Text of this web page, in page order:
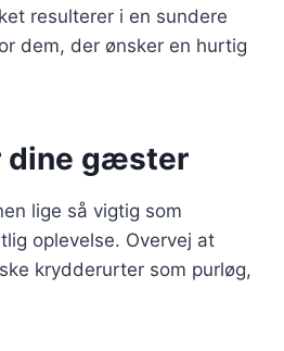
resulterer i en sundere
dem, der ønsker en hurtig
dine gæster
lige så vigtig som
oplevelse. Overvej at
krydderurter som purløg,